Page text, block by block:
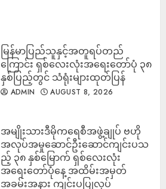
မြန်မာပြည်သူနှင့်အတူရပ်တည်
ကြောင်း ရှစ်လေးလုံးအရေးတော်ပုံ ၃၈
နှစ်ပြည့်တွင် သံရုံးများထုတ်ပြန်
ADMIN AUGUST 8, 2026
အမျိုးသားဒီမိုကရေစီအဖွဲ့ချုပ် ဗဟို
အလုပ်အမှုဆောင်ဦးဆောင်ကျင်းပသ
ည့် ၃၈ နှစ်မြောက် ရှစ်လေးလုံး
အရေးတော်ပုံနေ့ အထိမ်းအမှတ်
အခမ်းအနား ကျင်းပပြုလုပ်